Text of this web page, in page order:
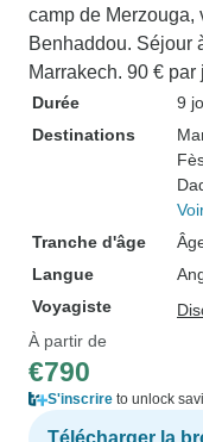
camp de Merzouga,
Benhaddou. Séjour
Marrakech. 90 € par
Durée
9
Destinations
Tranche d'âge
Langue
Voyagiste
À partir de
€790
S'inscrire to unlock
Télécharger la